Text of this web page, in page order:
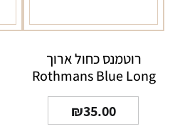
רוטמנס כחול ארוך
Rothmans Blue Long
₪35.00